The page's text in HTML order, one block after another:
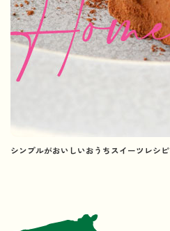
シンプルがおいしいおうちスイーツレシピ